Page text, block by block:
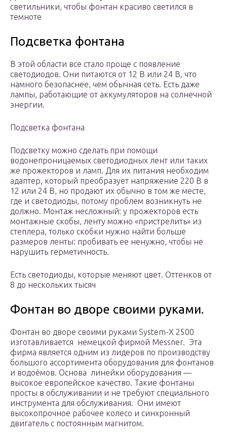
светильники, чтобы фонтан красиво светился в
темноте
Подсветка фонтана
В этой области все стало проще с появление
светодиодов. Они питаются от 12 В или 24 В, что
намного безопаснее, чем обычная сеть. Есть даже
лампы, работающие от аккумуляторов на солнечной
энергии.
Подсветка фонтана
Подсветку можно сделать при помощи
водонепроницаемых светодиодных лент или таких
же прожекторов и ламп. Для их питания необходим
адаптер, который преобразует напряжение 220 В в
12 или 24 В, но продают их обычно в том же месте,
где и светодиоды, потому проблем возникнуть не
должно. Монтаж несложный: у прожекторов есть
монтажные скобы, ленту можно «пристрелить» из
степлера, только скобки нужно найти больше
размеров ленты: пробивать ее ненужно, чтобы не
нарушить герметичность.
Есть светодиоды, которые меняют цвет. Оттенков от
8 до нескольких тысяч
Фонтан во дворе своими руками.
Фонтан во дворе своими руками System-X 2500
изготавливается немецкой фирмой Messner. Эта
фирма является одним из лидеров по производству
большого ассортимента оборудования для фонтанов
и водоёмов. Основа линейки оборудования —
высокое европейское качество. Такие фонтаны
просты в обслуживании и не требуют специального
инструмента для обслуживания. Они имеют
высокопрочное рабочее колесо и синхронный
двигатель с постоянным магнитом.